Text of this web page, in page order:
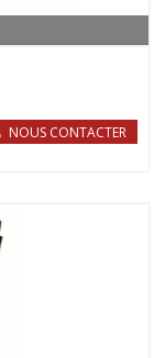
NOUS CONTACTER